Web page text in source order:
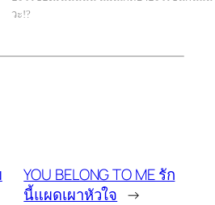
วะ!?
YOU BELONG TO ME รัก
นี้แผดเผาหัวใจ →